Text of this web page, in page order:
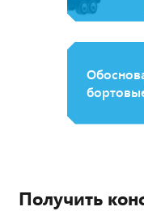
Получить